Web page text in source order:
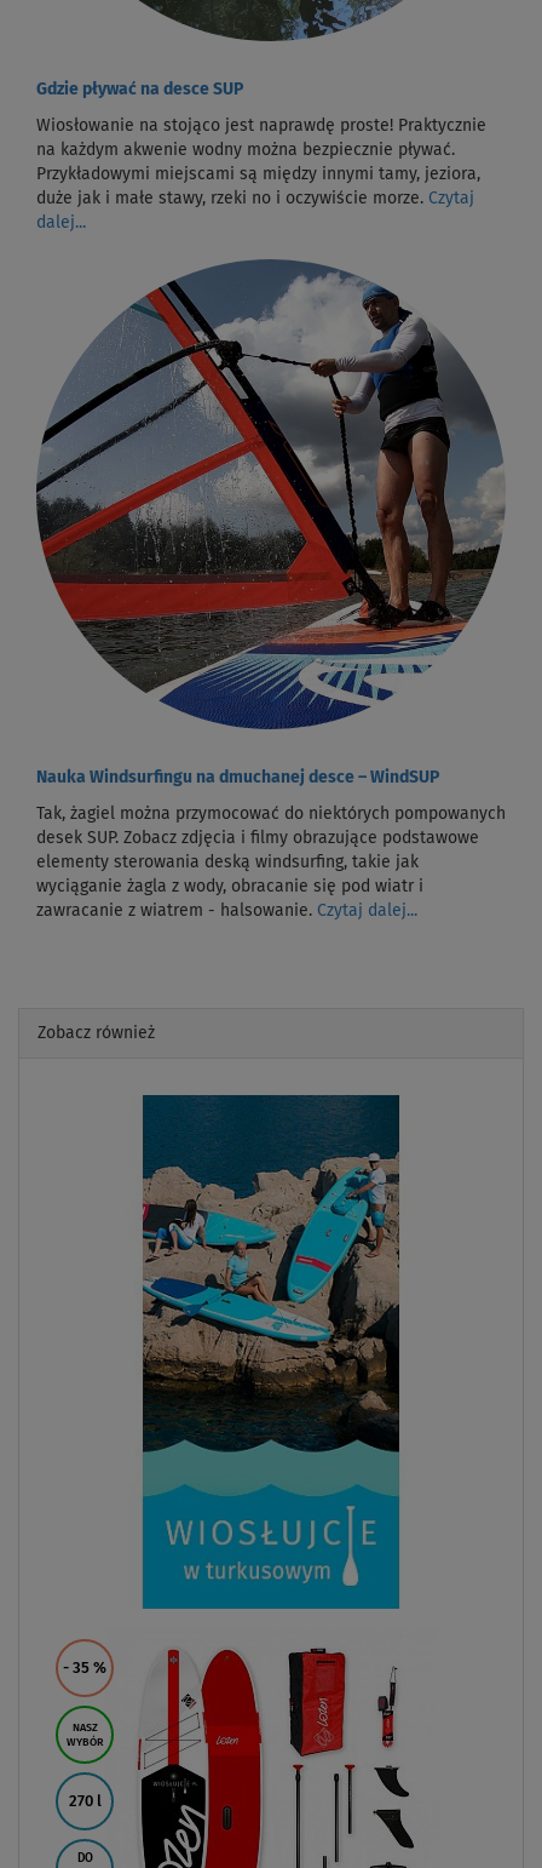
Gdzie pływać na desce SUP
Wiosłowanie na stojąco jest naprawdę proste! Praktycznie
na każdym akwenie wodny można bezpiecznie pływać.
Przykładowymi miejscami są między innymi tamy, jeziora,
duże jak i małe stawy, rzeki no i oczywiście morze. Czytaj
dalej...
Nauka Windsurfingu na dmuchanej desce – WindSUP
Tak, żagiel można przymocować do niektórych pompowanych
desek SUP. Zobacz zdjęcia i filmy obrazujące podstawowe
elementy sterowania deską windsurfing, takie jak
wyciąganie żagla z wody, obracanie się pod wiatr i
zawracanie z wiatrem - halsowanie. Czytaj dalej...
Zobacz również
- 35 %
NASZ
WYBÓR
270 l
DO